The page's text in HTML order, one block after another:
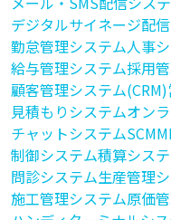
デジタルサイネージ配
勤怠管理システム人事
給与管理システム採用
顧客管理システム(CRM)
見積もりシステムオン
チャットシステムSCM
制御システム積算シス
問診システム生産管理
施工管理システム原価